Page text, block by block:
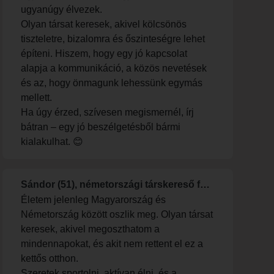
ugyanúgy élvezek.
Olyan társat keresek, akivel kölcsönös
tiszteletre, bizalomra és őszinteségre lehet
építeni. Hiszem, hogy egy jó kapcsolat
alapja a kommunikáció, a közös nevetések
és az, hogy önmagunk lehessünk egymás
mellett.
Ha úgy érzed, szívesen megismernél, írj
bátran – egy jó beszélgetésből bármi
kialakulhat. 😊
Sándor (51), németországi társkereső férfi
Életem jelenleg Magyarország és
Németország között oszlik meg. Olyan társat
keresek, akivel megoszthatom a
mindennapokat, és akit nem rettent el ez a
kettős otthon.